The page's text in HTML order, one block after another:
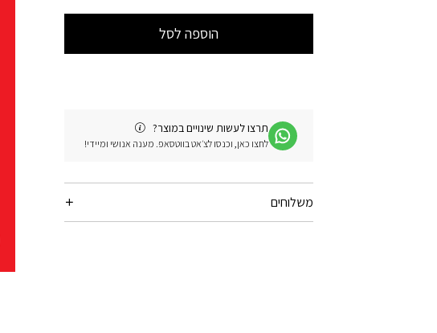
הוספה לסל
תרצו לעשות שינויים במוצר?
לחצו כאן, וכנסו לצ׳אט בווטסאפ. מענה אנושי ומיידי!
משלוחים